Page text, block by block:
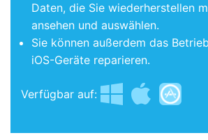
Daten, die Sie wiederherstellen
ansehen und auswählen.
Sie können außerdem das
iOS-Geräte reparieren.
Verfügbar auf: